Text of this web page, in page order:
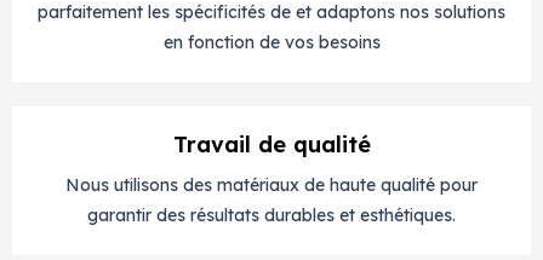
parfaitement les spécificités de et adaptons nos solutions
en fonction de vos besoins
Travail de qualité
Nous utilisons des matériaux de haute qualité pour
garantir des résultats durables et esthétiques.